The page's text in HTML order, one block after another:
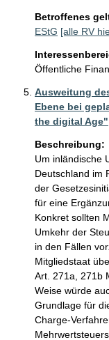
Betroffenes
EStG [alle RV
Öffentliche
Ausweitung
Ebene bei
the digital Age"
Beschreibung:
Um inländische
Deutschland im
der
für eine
Konkret sollten
Umkehr der
in den Fällen
Mitgliedstaat
Art. 271a, 271b
Weise würde
Grundlage für
Charge-